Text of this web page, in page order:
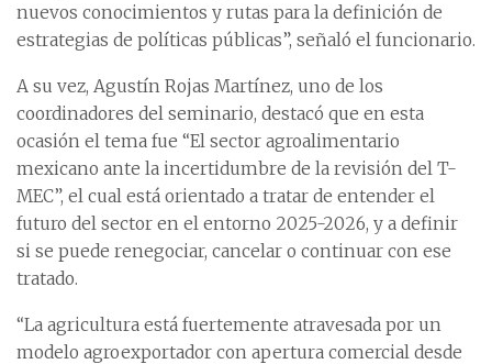
nuevos conocimientos y rutas para la definición de
estrategias de políticas públicas”, señaló el funcionario.
A su vez, Agustín Rojas Martínez, uno de los
coordinadores del seminario, destacó que en esta
ocasión el tema fue “El sector agroalimentario
mexicano ante la incertidumbre de la revisión del T-
MEC”, el cual está orientado a tratar de entender el
futuro del sector en el entorno 2025-2026, y a definir
si se puede renegociar, cancelar o continuar con ese
tratado.
“La agricultura está fuertemente atravesada por un
modelo agroexportador con apertura comercial desde